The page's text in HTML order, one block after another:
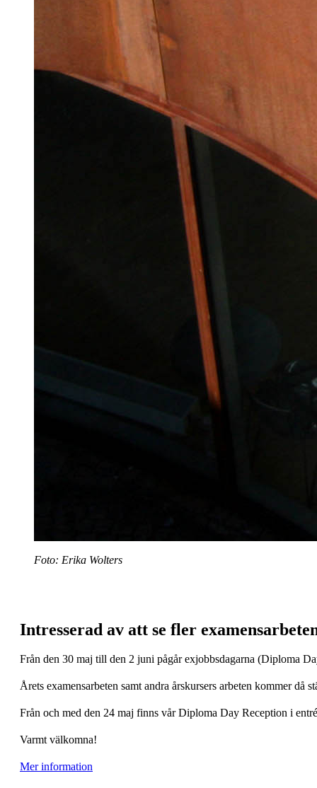
Foto: Erika Wolters
Intresserad av att se fler
Från den 30 maj till den 2 juni pågår exjobbsdagarna (Diploma
Årets examensarbeten samt andra årskursers arbeten kommer då
Från och med den 24 maj finns vår Diploma Day Reception i
Varmt välkomna!
Mer information